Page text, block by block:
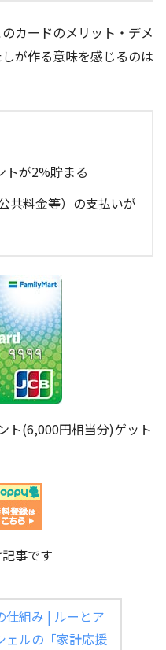
カードのメリット・デメ
が作る意味を感じるのは
トが2%貯まる
共料金等）の支払いが
ト(6,000円相当分)ゲット
事です
仕組み | ルーとア
ェルの「家計応援